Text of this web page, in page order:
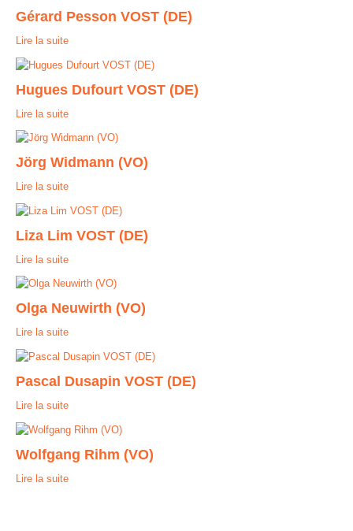
Contact
Gérard Pesson VOST (DE)
Lire la suite
Hugues Dufourt VOST (DE)
Lire la suite
Jörg Widmann (VO)
Lire la suite
Liza Lim VOST (DE)
Lire la suite
Olga Neuwirth (VO)
Lire la suite
Pascal Dusapin VOST (DE)
Lire la suite
Wolfgang Rihm (VO)
Lire la suite